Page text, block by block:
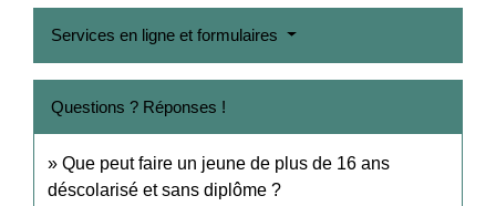
Services en ligne et formulaires
Questions ? Réponses !
Que peut faire un jeune de plus de 16 ans
déscolarisé et sans diplôme ?